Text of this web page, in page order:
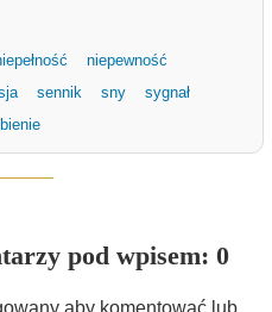
niepewność
sennik sny
sygnał
pod wpisem: 0
aby komentować lub